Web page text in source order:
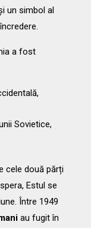
un simbol al
a fost
Sovietice,
cele două părți
Estul se
Între 1949
au fugit în